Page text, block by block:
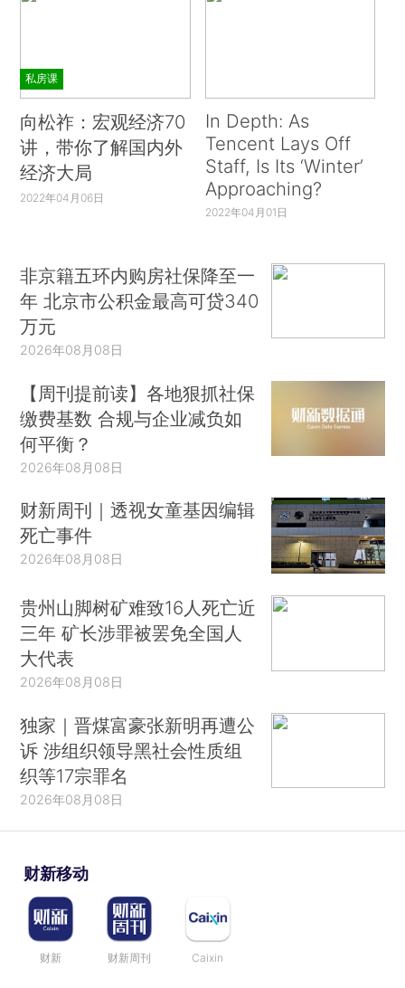
私房课
向松祚：宏观经济70
讲，带你了解国内外
经济大局
2022年04月06日
In Depth: As
Tencent Lays Off
Staff, Is Its ‘Winter’
Approaching?
2022年04月01日
非京籍五环内购房社保降至一
年 北京市公积金最高可贷340
万元
2026年08月08日
【周刊提前读】各地狠抓社保
缴费基数 合规与企业减负如
何平衡？
2026年08月08日
财新周刊｜透视女童基因编辑
死亡事件
2026年08月08日
贵州山脚树矿难致16人死亡近
三年 矿长涉罪被罢免全国人
大代表
2026年08月08日
独家｜晋煤富豪张新明再遭公
诉 涉组织领导黑社会性质组
织等17宗罪名
2026年08月08日
财新移动
财新 财新周刊 Caixin